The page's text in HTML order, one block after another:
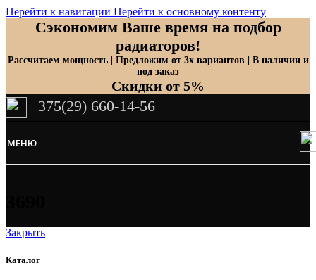
Перейти к навигации Перейти к основному контенту
Сэкономим Ваше время на подбор
радиаторов!
Рассчитаем мощность | Предложим от 3х вариантов | В наличии и
под заказ
Скидки от 5%
375(29) 660-14-56
МЕНЮ
Закрыть
Каталог